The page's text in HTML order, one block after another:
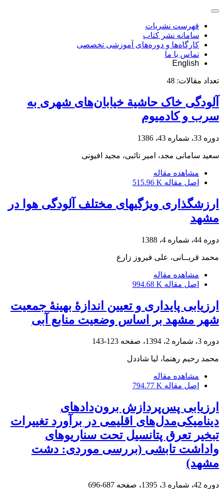
فهرست نشریات
سامانه نشر کتاب
کارگاه‌ها و دوره‌های آموزشی تخصصی
تماس با ما
English
تعداد مقالات: 48
آلودگی خاک حاشیة خیابان‌های شهری به
سرب و کادمیوم
دوره 33، شماره 43، 1386
سعید سامانی مجد، امیر تائبی، مجید افیونی
مشاهده مقاله
اصل مقاله 515.96 K
ارزش‎گذاری ویژگی‏های مختلف آلودگی هوا در
مشهد
دوره 44، شماره 4، 1388
محمد قربــانی، علی فیروز زارع
مشاهده مقاله
اصل مقاله 994.68 K
ارزیابی پایداری و تعیین اندازۀ بهینۀ جمعیت
شهر مشهد بر اساس وضعیت منابع آبی
دوره 3، شماره 2، 1394، صفحه 123-143
محمد رحیم رهنما، لیا شاددل
مشاهده مقاله
اصل مقاله 794.77 K
ارزیابی پس‌پردازش برون‌دادهای
دینامیکی‌مدل‌های اقلیمی در برآورد تغییرات
تبخیر ‌تعرق پتانسیل تحت سناریوهای
واداشت تابشی (بررسی موردی: دشت
مشهد)
دوره 42، شماره 3، 1395، صفحه 687-696